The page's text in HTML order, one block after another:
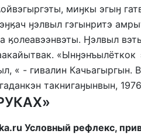
миӈкы эгыӈ
ӈэлвыл гэгынритэ
ӄолеавээнвэты. Ӈэлвыл
«Ынӈэнъылёткок
« - гивалин Качьагыргын.
такнигаӈынвын,
Условный рефлекс,